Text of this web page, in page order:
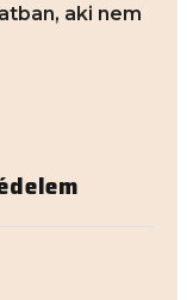
aki nem